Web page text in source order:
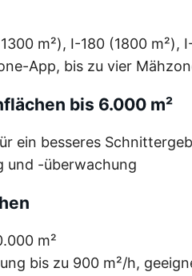
m²), I-180 (1800 m²),
App, bis zu vier
bis 6.000 m²
ein besseres
und -überwachung
m²
bis zu 900 m²/h,